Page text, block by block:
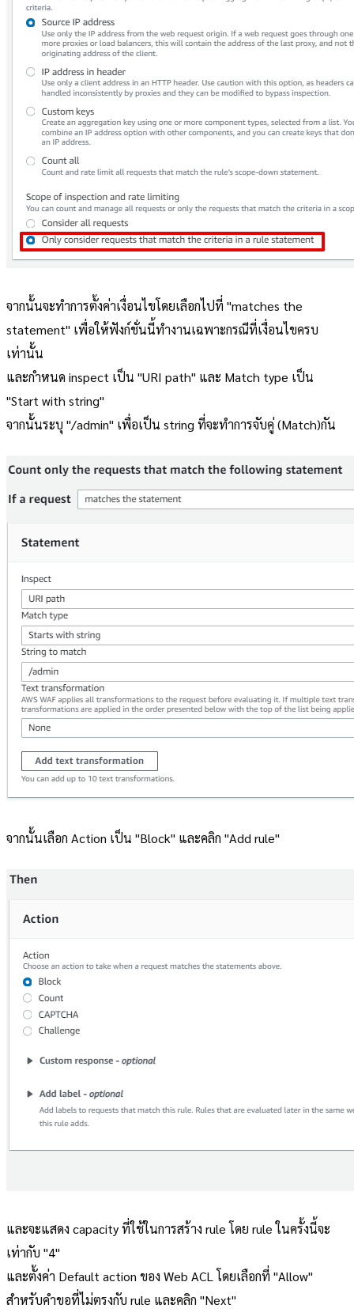
จากนั้นจะทำการตั้งค่าเงื่อนไขโดยเลือกไปที่ "matches the
statement" เพื่อให้ฟังก์ชั่นนี้ทำงานเฉพาะกรณีที่เงื่อนไขครบ
เท่านั้น
และกำหนด inspect เป็น "URI path" และ Match type เป็น
"Start with string"
จากนั้นระบุ "/admin" เพื่อเป็น string ที่จะทำการจับคู่ (Match)กัน
จากนั้นเลือก Action เป็น "Block" และคลิก "Add rule"
และจะแสดง capacity ที่ใช้ในการสร้าง rule โดย rule ในครั้งนี้จะ
เท่ากับ "4"
และตั้งค่า Default action ของ Web ACL โดยเลือกที่ "Allow"
สำหรับคำขอที่ไม่ตรงกับ rule และคลิก "Next"